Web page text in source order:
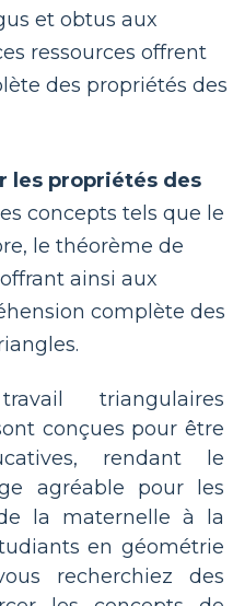
et obtus aux
ressources offrent
des propriétés des
les propriétés des
concepts tels que le
le théorème de
ainsi aux
complète des
triangulaires
conçues pour être
rendant le
agréable pour les
la maternelle à la
en géométrie
recherchiez des